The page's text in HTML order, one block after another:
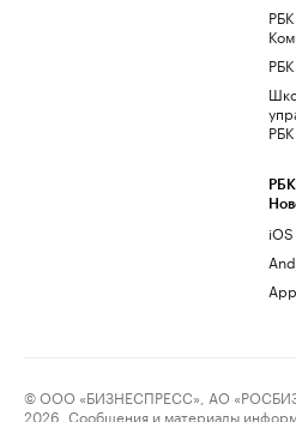
РБК
РБК
РБК
iOS
© ООО «БИЗНЕСПРЕСС», АО
2026. Сообщения и материалы